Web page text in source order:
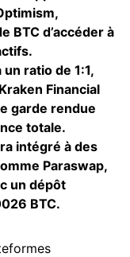
BTC d’accéder à
ratio de 1:1,
Financial
garde rendue
totale.
intégré à des
Paraswap,
un dépôt
BTC.